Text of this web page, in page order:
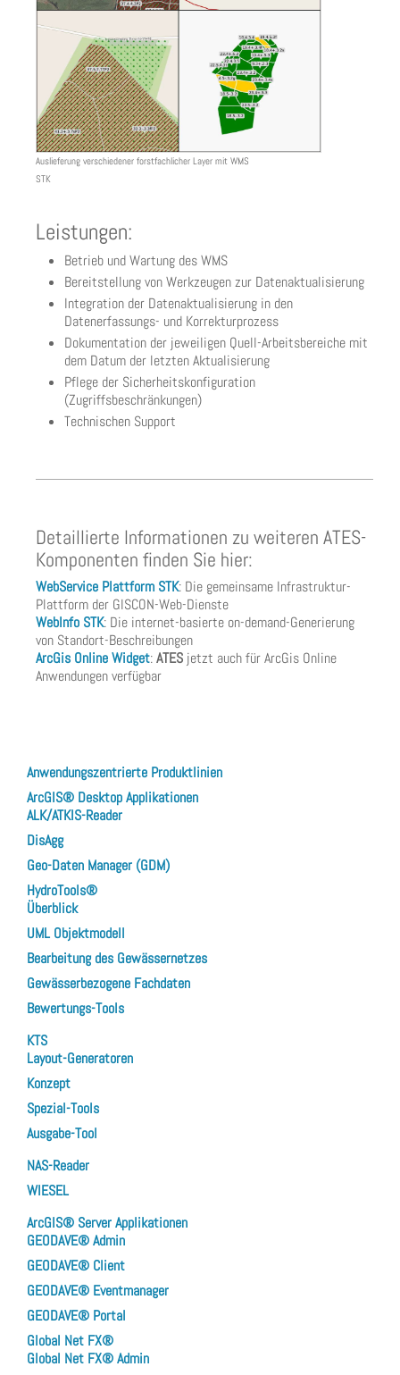
Auslieferung verschiedener forstfachlicher Layer mit WMS
STK
Leistungen:
Betrieb und Wartung des WMS
Bereitstellung von Werkzeugen zur Datenaktualisierung
Integration der Datenaktualisierung in den
Datenerfassungs- und Korrekturprozess
Dokumentation der jeweiligen Quell-Arbeitsbereiche mit
dem Datum der letzten Aktualisierung
Pflege der Sicherheitskonfiguration
(Zugriffsbeschränkungen)
Technischen Support
Detaillierte Informationen zu weiteren ATES-
Komponenten finden Sie hier:
WebService Plattform STK: Die gemeinsame Infrastruktur-
Plattform der GISCON-Web-Dienste
WebInfo STK: Die internet-basierte on-demand-Generierung
von Standort-Beschreibungen
ArcGis Online Widget:ATES jetzt auch für ArcGis Online
Anwendungen verfügbar
Anwendungszentrierte Produktlinien
ArcGIS® Desktop Applikationen
ALK/ATKIS-Reader
DisAgg
Geo-Daten Manager (GDM)
HydroTools®
Überblick
UML Objektmodell
Bearbeitung des Gewässernetzes
Gewässerbezogene Fachdaten
Bewertungs-Tools
KTS
Layout-Generatoren
Konzept
Spezial-Tools
Ausgabe-Tool
NAS-Reader
WIESEL
ArcGIS® Server Applikationen
GEODAVE® Admin
GEODAVE® Client
GEODAVE® Eventmanager
GEODAVE® Portal
Global Net FX®
Global Net FX® Admin